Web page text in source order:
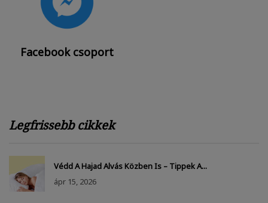
Facebook csoport
Legfrissebb cikkek
Védd A Hajad Alvás Közben Is – Tippek A...
ápr 15, 2026